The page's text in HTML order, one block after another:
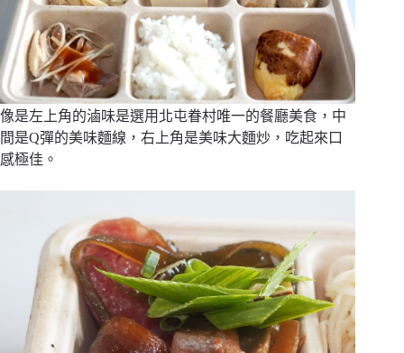
像是左上角的滷味是選用北屯眷村唯一的餐廳美食，中
間是Q彈的美味麵線，右上角是美味大麵炒，吃起來口
感極佳。